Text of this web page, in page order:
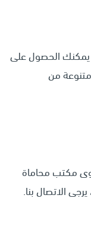
يمكنك الحصول على
من
مكتب محاماة
الاتصال بنا.